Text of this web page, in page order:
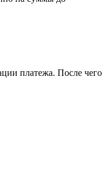
платежа. После чего